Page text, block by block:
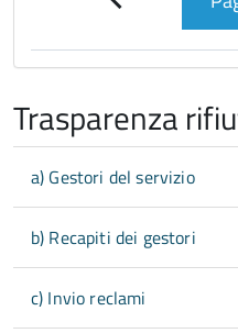
Trasparenza
a) Gestori del servizio
b) Recapiti dei gestori
c) Invio reclami